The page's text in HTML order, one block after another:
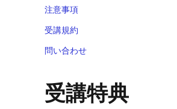
注意事項
受講規約
問い合わせ
受講特典